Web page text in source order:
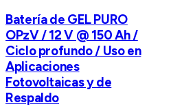
Batería de GEL PURO
OPzV / 12 V @ 150 Ah /
Ciclo profundo / Uso en
Aplicaciones
Fotovoltaicas y de
Respaldo